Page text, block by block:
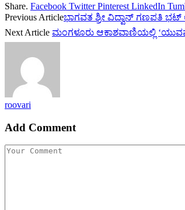
Share. Facebook Twitter Pinterest LinkedIn
Previous Articleಭಾಗವತ ಶ್ರೀ ವಿದ್ವಾನ್ ಗಣಪತಿ ಭಟ್
Next Article ಮಂಗಳೂರು ಆಕಾಶವಾಣಿಯಲ್ಲಿ
roovari
Add Comment